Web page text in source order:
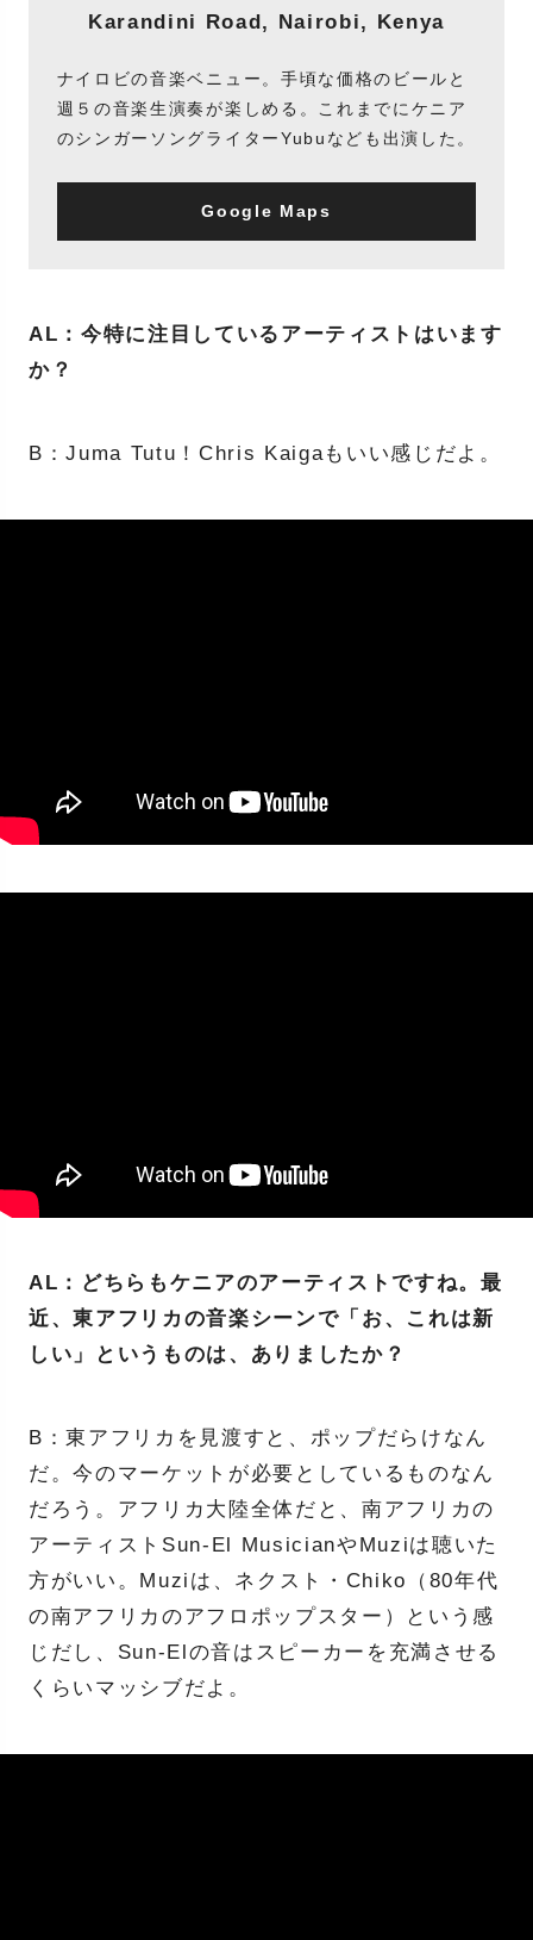
Karandini Road, Nairobi, Kenya
ナイロビの音楽ベニュー。手頃な価格のビールと
週５の音楽生演奏が楽しめる。これまでにケニア
のシンガーソングライターYubuなども出演した。
Google Maps
AL：今特に注目しているアーティストはいます
か？
B：Juma Tutu！Chris Kaigaもいい感じだよ。
AL：どちらもケニアのアーティストですね。最
近、東アフリカの音楽シーンで「お、これは新
しい」というものは、ありましたか？
B：東アフリカを見渡すと、ポップだらけなん
だ。今のマーケットが必要としているものなん
だろう。アフリカ大陸全体だと、南アフリカの
アーティストSun-El MusicianやMuziは聴いた
方がいい。Muziは、ネクスト・Chiko（80年代
の南アフリカのアフロポップスター）という感
じだし、Sun-Elの音はスピーカーを充満させる
くらいマッシブだよ。